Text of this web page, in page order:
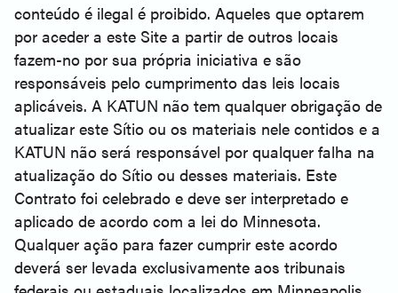
conteúdo é ilegal é proibido. Aqueles que optarem
por aceder a este Site a partir de outros locais
fazem-no por sua própria iniciativa e são
responsáveis pelo cumprimento das leis locais
aplicáveis. A KATUN não tem qualquer obrigação de
atualizar este Sítio ou os materiais nele contidos e a
KATUN não será responsável por qualquer falha na
atualização do Sítio ou desses materiais. Este
Contrato foi celebrado e deve ser interpretado e
aplicado de acordo com a lei do Minnesota.
Qualquer ação para fazer cumprir este acordo
deverá ser levada exclusivamente aos tribunais